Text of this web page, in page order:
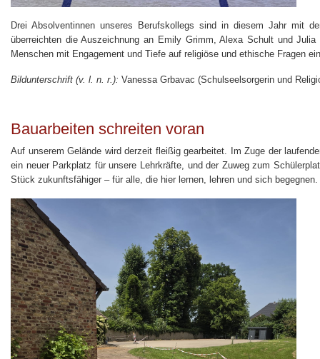
Drei Absolventinnen unseres Berufskollegs sind in diesem Jahr mit
überreichten die Auszeichnung an Emily Grimm, Alexa Schult und
Menschen mit Engagement und Tiefe auf religiöse und ethische Fragen
Bildunterschrift (v. l. n. r.): Vanessa Grbavac (Schulseelsorgerin und
Bauarbeiten schreiten voran
Auf unserem Gelände wird derzeit fleißig gearbeitet. Im Zuge der
ein neuer Parkplatz für unsere Lehrkräfte, und der Zuweg zum
Stück zukunftsfähiger – für alle, die hier lernen, lehren und sich